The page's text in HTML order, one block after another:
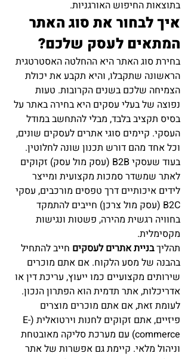
בתוצאות החיפוש האורגניות.
איך לבחור את סוג האתר
המתאים לעסק שלכם?
בחירת סוג האתר היא ההחלטה האסטרטגית
הראשונה שתקבלו, והיא תקבע את יכולת
הצמיחה שלכם בשנים הקרובות. טעות
נפוצה של בעלי עסקים היא בחירה באתר על
בסיס תקציב בלבד, מבלי להתחשב במודל
העסקי. קיימים סוגי אתרים לעסקים שונים,
וכל אחד מהם דורש תכנון שונה לחלוטין.
בעוד שעסקי B2B (עסק מול עסק) זקוקים
לאתר שמשדר סמכות מקצועית ומייצר
לידים איכותיים דרך טפסים מורכבים, עסקי
B2C (עסק מול צרכן) חייבים להתמקד
בחוויה רגשית מהירה, פשטות ונגישות
מקסימלית.
תהליך בניית אתרים לעסקים חייב להתחיל
בהבנה של מסע הלקוח. אם אתם מוכרים
שירותים מקצועיים כמו ייעוץ, עריכת דין או
אדריכלות, אתר תדמית הוא הפתרון הנכון.
לעומת זאת, אם אתם מוכרים מוצרים
פיזיים, אתם זקוקים לחנות וירטואלית (E-
commerce) עם מערכת סליקה מאובטחת
וניהול מלאי. קיימת גם אפשרות של אתר